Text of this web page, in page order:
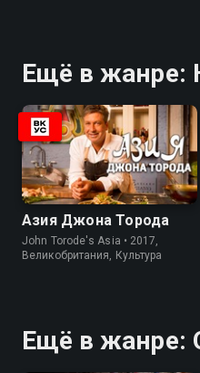
Ещё в жанре:
Азия Джона Торода
John Torode's Asia • 2017,
Великобритания, Культура
Ещё в жанре: